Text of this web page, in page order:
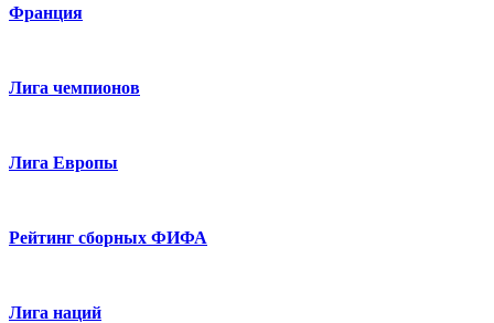
Франция
Лига чемпионов
Лига Европы
Рейтинг сборных ФИФА
Лига наций